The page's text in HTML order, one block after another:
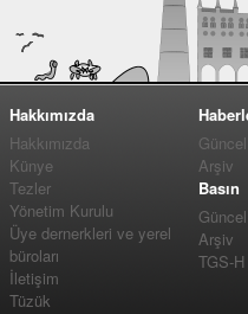
Hakkımızda
Hakkımızda
Künye
Tezler
Yönetim Kurulu
Üye dernerkleri ve yerel
büroları
İletişim
Tüzük
Güncel
Arşiv
Basın
Güncel
Arşiv
TGS-H